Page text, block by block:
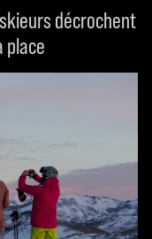
décrochent
place